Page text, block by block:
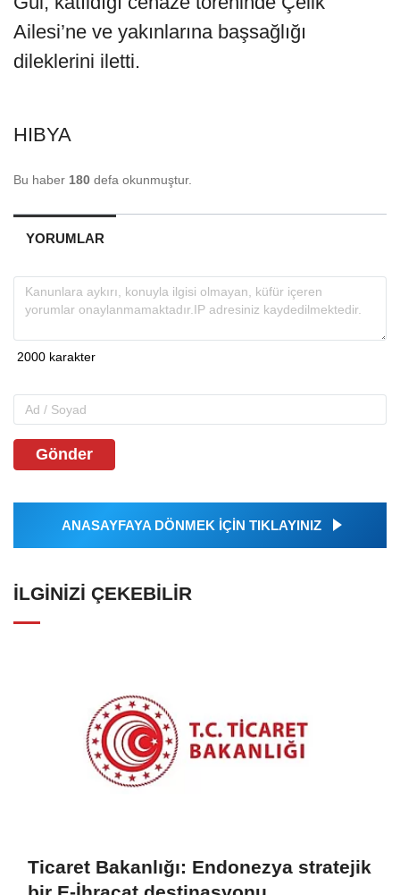
Ailesi’ne ve yakınlarına başsağlığı
dileklerini iletti.
HIBYA
Bu haber 180 defa okunmuştur.
YORUMLAR
Gönder
ANASAYFAYA DÖNMEK İÇİN TIKLAYINIZ
İLGINIZI ÇEKEBILIR
Ticaret Bakanlığı: Endonezya stratejik